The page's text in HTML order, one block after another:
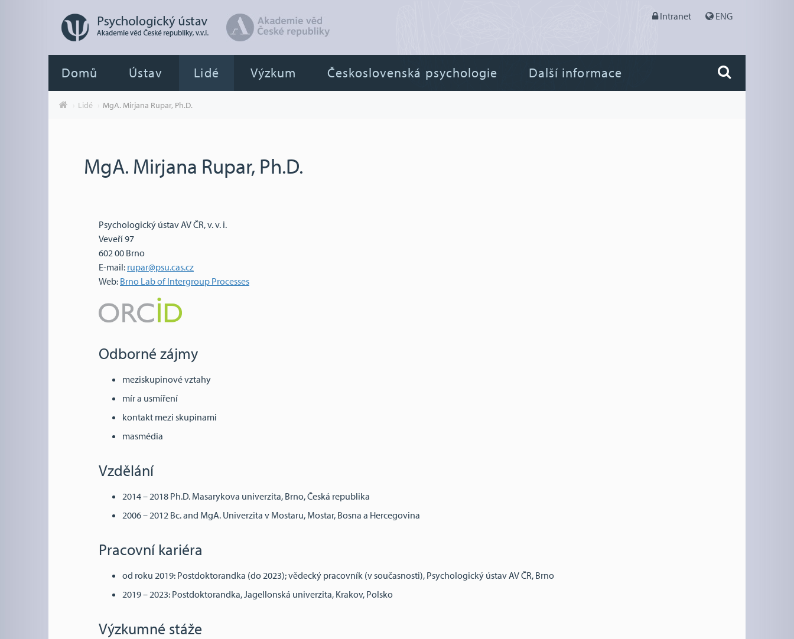
Domů Ústav Lidé Výzkum Československá psychologie Další informace
Intranet ENG
Lidé MgA. Mirjana Rupar, Ph.D.
MgA. Mirjana Rupar, Ph.D.
Psychologický ústav AV ČR, v. v. i.
Veveří 97
602 00 Brno
E-mail: rupar@psu.cas.cz
Web: Brno Lab of Intergroup Processes
Odborné zájmy
meziskupinové vztahy
mír a usmíření
kontakt mezi skupinami
masmédia
Vzdělání
2014 – 2018 Ph.D. Masarykova univerzita, Brno, Česká republika
2006 – 2012 Bc. and MgA. Univerzita v Mostaru, Mostar, Bosna a Hercegovina
Pracovní kariéra
od roku 2019: Postdoktorandka (do 2023); vědecký pracovník (v současnosti), Psychologický ústav AV ČR, Brno
2019 – 2023: Postdoktorandka, Jagellonská univerzita, Krakov, Polsko
Výzkumné stáže